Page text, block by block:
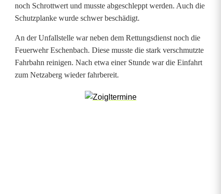
l
m
N
noch Schrottwert und musste abgeschleppt werden. Auch die
Schutzplanke wurde schwer beschädigt.
An der Unfallstelle war neben dem Rettungsdienst noch die
Feuerwehr Eschenbach. Diese musste die stark verschmutzte
Fahrbahn reinigen. Nach etwa einer Stunde war die Einfahrt
zum Netzaberg wieder fahrbereit.